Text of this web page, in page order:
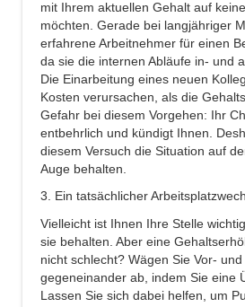
mit Ihrem aktuellen Gehalt auf
möchten. Gerade bei langjähriger
erfahrene Arbeitnehmer für einen
da sie die internen Abläufe in- und
Die Einarbeitung eines neuen
Kosten verursachen, als die
Gefahr bei diesem Vorgehen: Ihr
entbehrlich und kündigt Ihnen.
diesem Versuch die Situation auf
Auge behalten.
3. Ein tatsächlicher
Vielleicht ist Ihnen Ihre Stelle
sie behalten. Aber eine
nicht schlecht? Wägen Sie Vor-
gegeneinander ab, indem Sie eine
Lassen Sie sich dabei helfen, um